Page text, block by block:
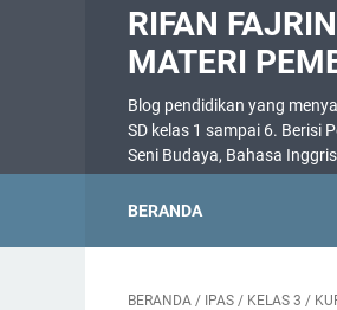
RIFAN
MATERI
Blog pendidikan yang
SD kelas 1 sampai 6. Berisi
Seni Budaya, Bahasa
BERANDA
BERANDA / IPAS / KELAS 3 /